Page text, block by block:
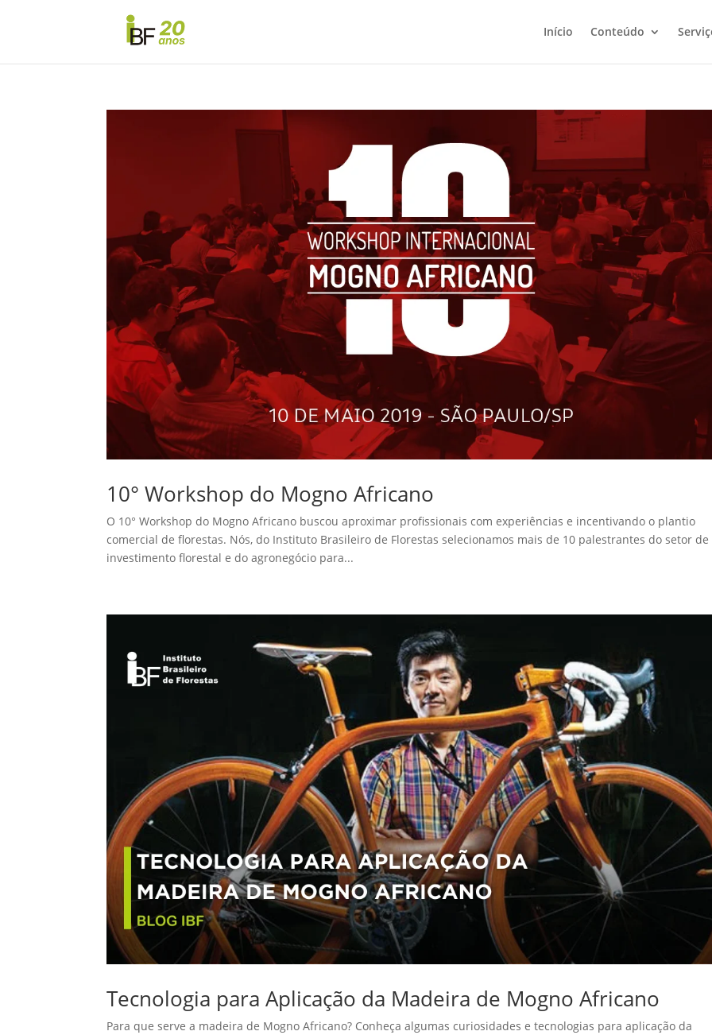
Início Conteúdo
10° Workshop do Mogno Africano
O 10° Workshop do Mogno Africano buscou aproximar profissionais com experiências e incentivando o plantio
comercial de florestas. Nós, do Instituto Brasileiro de Florestas selecionamos mais de 10 palestrantes do setor de
investimento florestal e do agronegócio para...
Tecnologia para Aplicação da Madeira de Mogno Africano
Para que serve a madeira de Mogno Africano? Conheça algumas curiosidades e tecnologias para aplicação da